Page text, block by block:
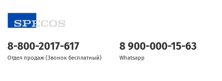
8-800-2017-617
Отдел продаж (Звонок бесплатный)
8 900-000-15-63
Whatsapp